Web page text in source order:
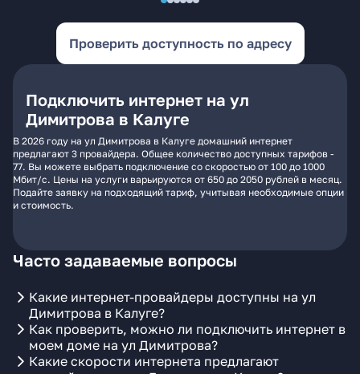
Проверить доступность по адресу
Подключить интернет на ул
Димитрова в Калуге
В 2026 году на ул Димитрова в Калуге домашний интернет
предлагают 3 провайдера. Общее количество доступных тарифов -
77. Вы можете выбрать подключение со скоростью от 100 до 1000
Мбит/с. Цены на услуги варьируются от 650 до 2050 рублей в месяц.
Подайте заявку на подходящий тариф, учитывая необходимые опции
и стоимость.
Часто задаваемые вопросы
Какие интернет-провайдеры доступны на ул
Димитрова в Калуге?
Как проверить, можно ли подключить интернет в
моем доме на ул Димитрова?
Какие скорости интернета предлагают